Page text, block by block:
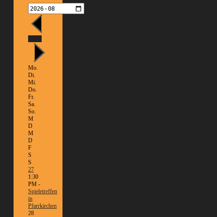
Mo.
Di.
Mi.
Do.
Fr.
Sa.
So.
M
D
M
D
F
S
S
27
1:30
PM -
Spieletreffen
in
Pfarrkirchen
28